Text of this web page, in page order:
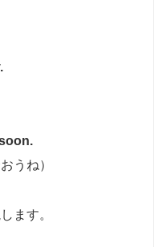
うね）
ます。